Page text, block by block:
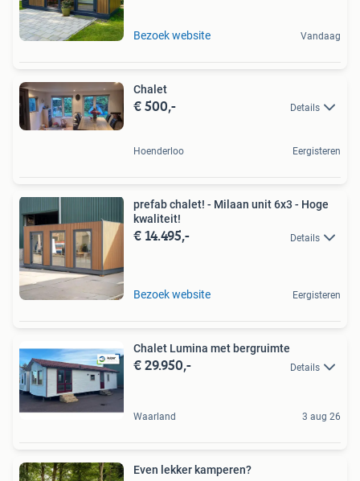
Bezoek website Vandaag
Chalet
€ 500,- Details
Hoenderloo Eergisteren
prefab chalet! - Milaan unit 6x3 - Hoge
kwaliteit!
€ 14.495,- Details
Bezoek website Eergisteren
Chalet Lumina met bergruimte
€ 29.950,- Details
Waarland 3 aug 26
Even lekker kamperen?